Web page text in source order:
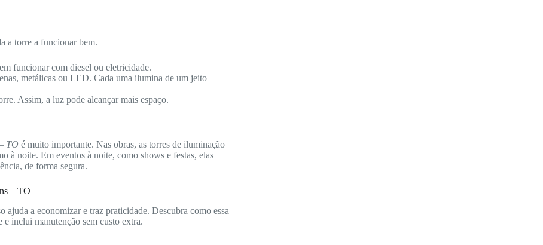
a torre a funcionar bem.
funcionar com diesel ou eletricidade.
metálicas ou LED. Cada uma ilumina de um jeito
Assim, a luz pode alcançar mais espaço.
TO é muito importante. Nas obras, as torres de iluminação
à noite. Em eventos à noite, como shows e festas, elas
de forma segura.
– TO
a economizar e traz praticidade. Descubra como essa
inclui manutenção sem custo extra.